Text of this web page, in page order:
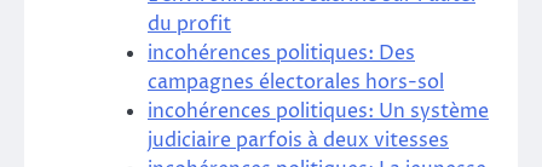
du profit
incohérences politiques: Des
campagnes électorales hors-sol
incohérences politiques: Un système
judiciaire parfois à deux vitesses